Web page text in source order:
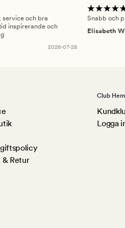
service och bra
inspirerande och
2026-07-28
Snabb och
Elisabeth W
Retur
Club
Logga